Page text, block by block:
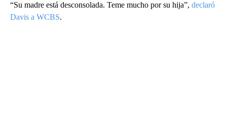
“Su madre está desconsolada. Teme mucho por su hija”, declaró
Davis a WCBS.